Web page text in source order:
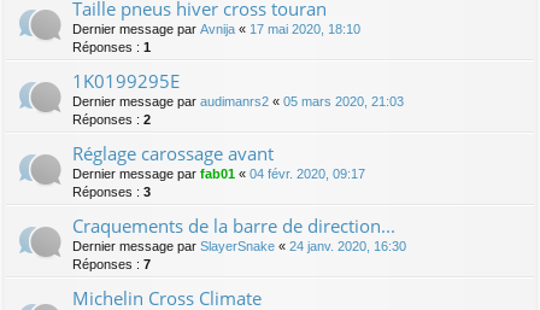
Taille pneus hiver cross touran
Dernier message par Avnija « 17 mai 2020, 18:10
Réponses : 1
1K0199295E
Dernier message par audimanrs2 « 05 mars 2020, 21:03
Réponses : 2
Réglage carossage avant
Dernier message par fab01 « 04 févr. 2020, 09:17
Réponses : 3
Craquements de la barre de direction...
Dernier message par SlayerSnake « 24 janv. 2020, 16:30
Réponses : 7
Michelin Cross Climate